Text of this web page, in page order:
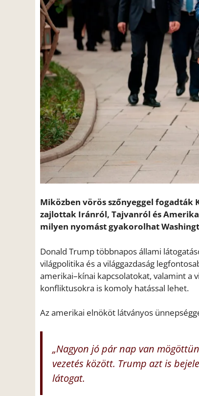
Miközben vörös szőnyeggel
zajlottak Iránról, Tajvanról és
milyen nyomást gyakorolhat
Donald Trump többnapos állami
világpolitika és a világgazdaság
amerikai–kínai kapcsolatokat, valamint a
konfliktusokra is komoly hatással lehet.
Az amerikai elnököt látványos
„Nagyon jó pár nap van
vezetés között. Trump azt is
látogat.